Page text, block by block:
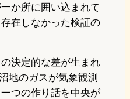
か所に囲い込まれて
在しなかった検証の
決定的な差が生まれ
地のガスが気象観測
つの作り話を中央が